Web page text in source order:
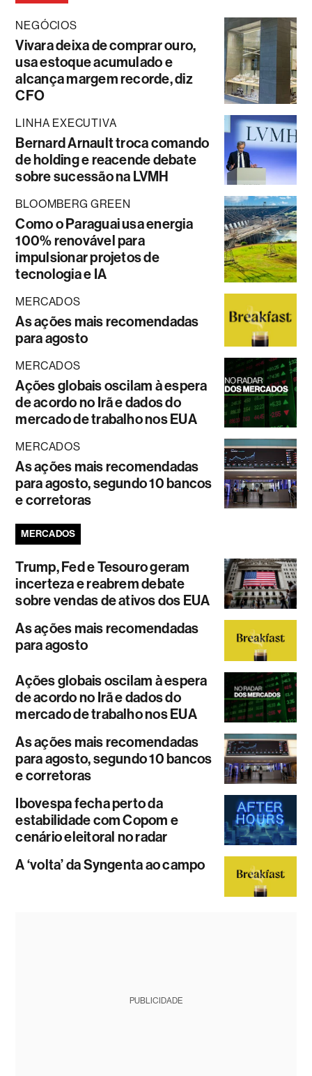
NEGÓCIOS
Vivara deixa de comprar ouro,
usa estoque acumulado e
alcança margem recorde, diz
CFO
LINHA EXECUTIVA
Bernard Arnault troca comando
de holding e reacende debate
sobre sucessão na LVMH
BLOOMBERG GREEN
Como o Paraguai usa energia
100% renovável para
impulsionar projetos de
tecnologia e IA
MERCADOS
As ações mais recomendadas
para agosto
MERCADOS
Ações globais oscilam à espera
de acordo no Irã e dados do
mercado de trabalho nos EUA
MERCADOS
As ações mais recomendadas
para agosto, segundo 10 bancos
e corretoras
MERCADOS
Trump, Fed e Tesouro geram
incerteza e reabrem debate
sobre vendas de ativos dos EUA
As ações mais recomendadas
para agosto
Ações globais oscilam à espera
de acordo no Irã e dados do
mercado de trabalho nos EUA
As ações mais recomendadas
para agosto, segundo 10 bancos
e corretoras
Ibovespa fecha perto da
estabilidade com Copom e
cenário eleitoral no radar
A ‘volta’ da Syngenta ao campo
PUBLICIDADE